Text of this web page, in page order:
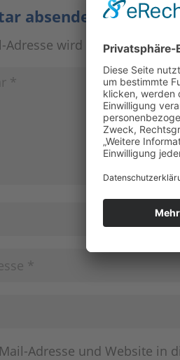
absenden
Adresse wird nicht
Adresse und Website in